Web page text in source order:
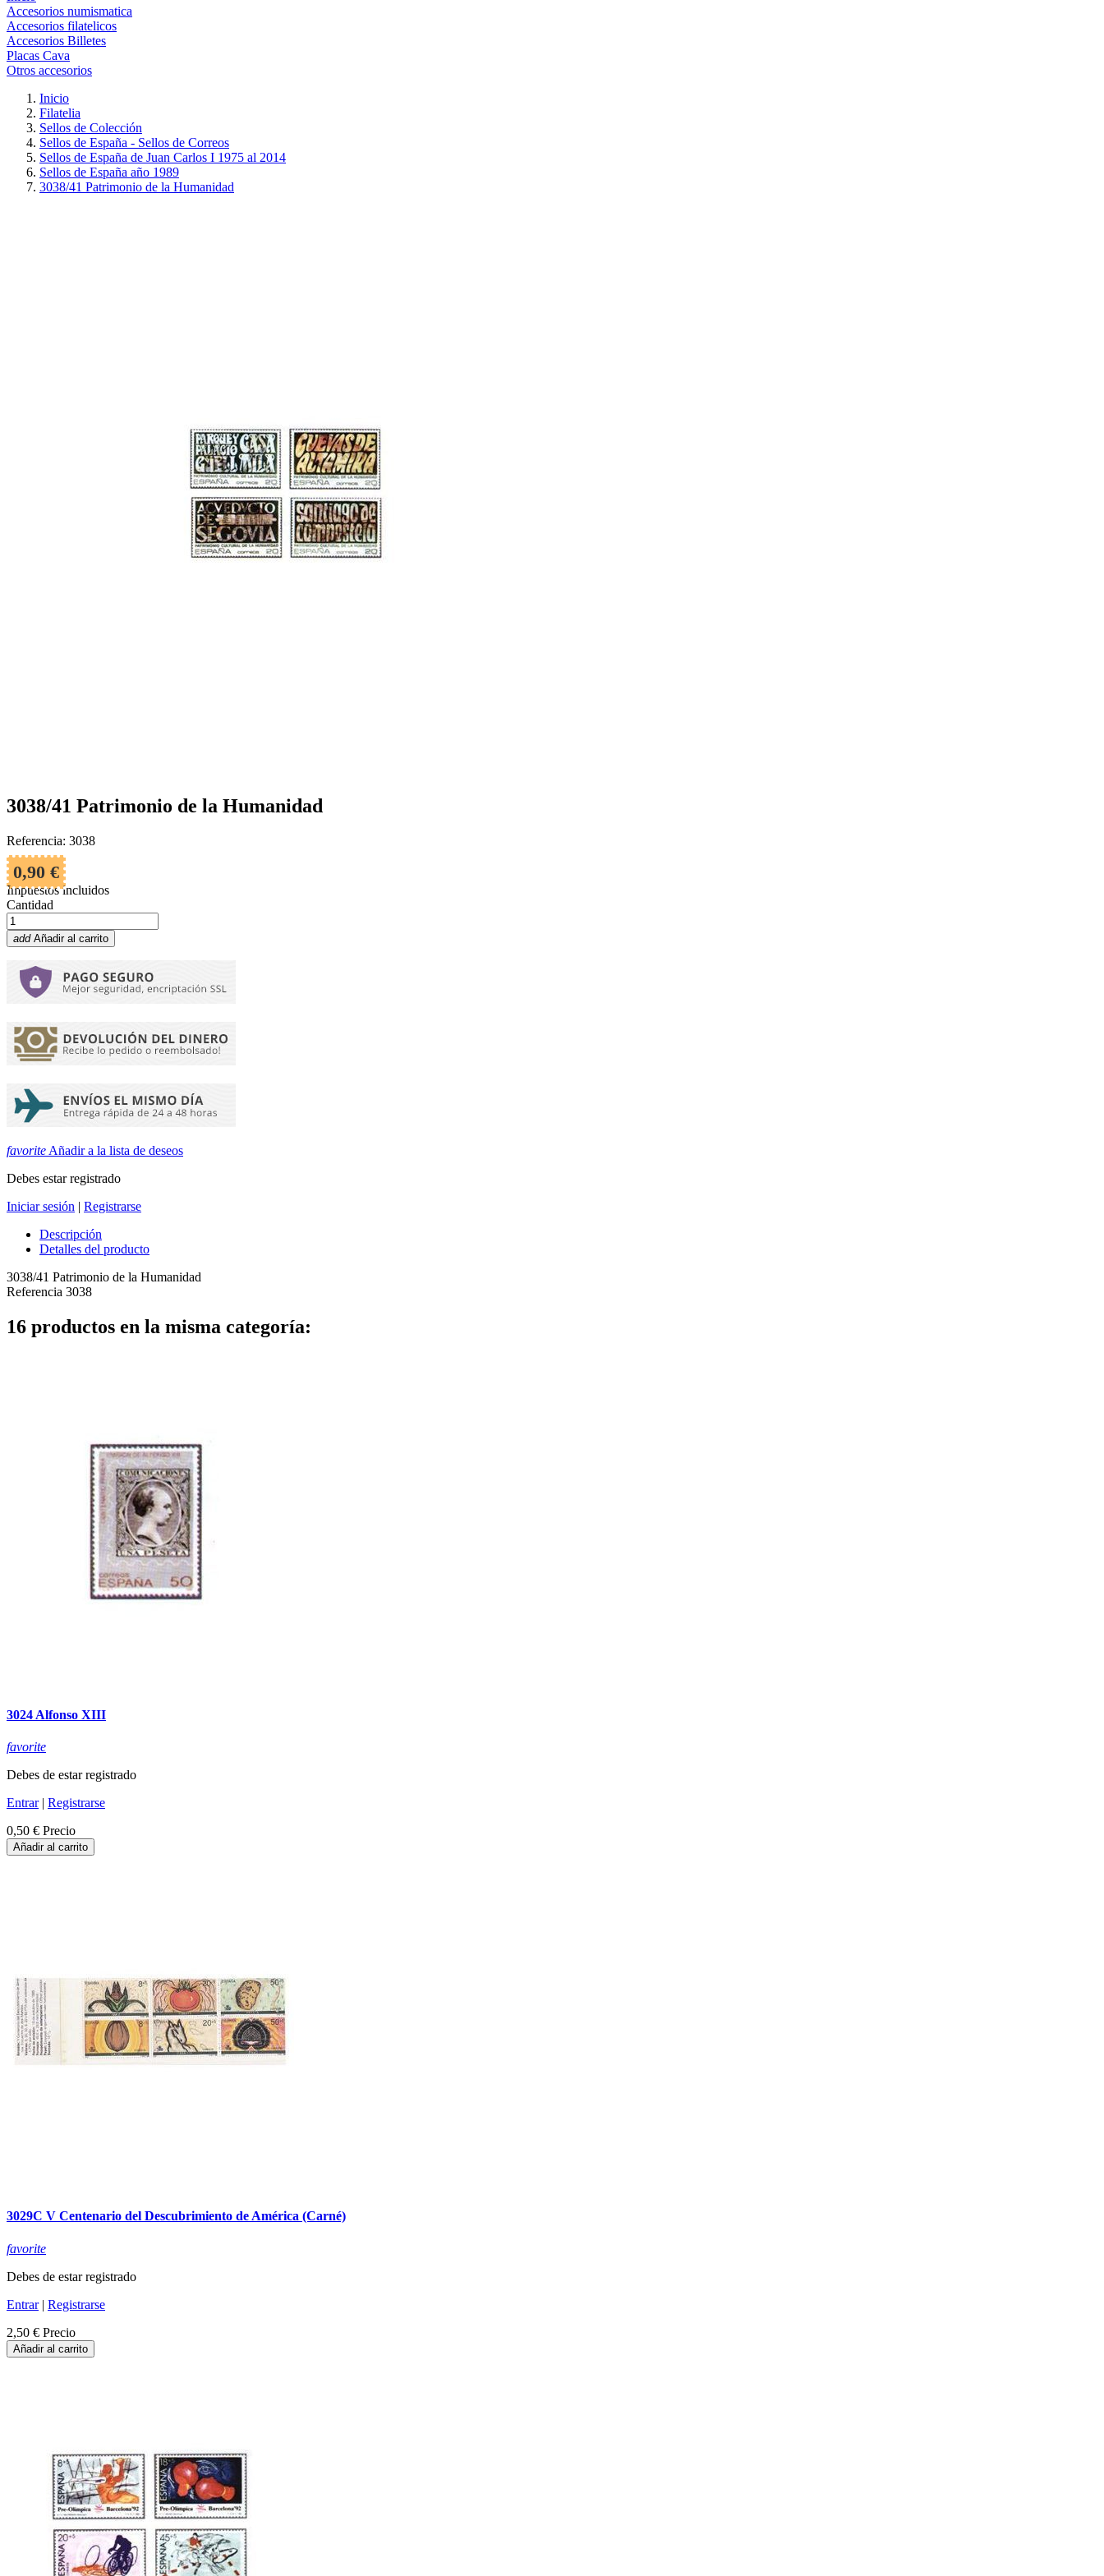
Accesorios numismatica
Accesorios filatelicos
Accesorios Billetes
Placas Cava
Otros accesorios
Inicio
Filatelia
Sellos de Colección
Sellos de España - Sellos de Correos
Sellos de España de Juan Carlos I 1975 al 2014
Sellos de España año 1989
3038/41 Patrimonio de la Humanidad
3038/41 Patrimonio de la Humanidad
Referencia: 3038
0,90 €
Impuestos incluidos
Cantidad
add Añadir al carrito
favorite Añadir a la lista de deseos
Debes estar registrado
Iniciar sesión | Registrarse
Descripción
Detalles del producto
3038/41 Patrimonio de la Humanidad
Referencia 3038
16 productos en la misma categoría:
3024 Alfonso XIII
favorite
Debes de estar registrado
Entrar| Registrarse
0,50 € Precio
Añadir al carrito
3029C V Centenario del Descubrimiento de América (Carné)
favorite
Debes de estar registrado
Entrar| Registrarse
2,50 € Precio
Añadir al carrito